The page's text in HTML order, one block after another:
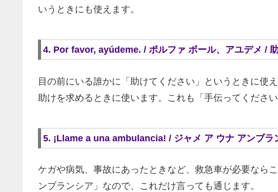
いうときにも使えます。
4. Por favor, ayúdeme. / ポルファ ボール、アユデメ /
目の前にいる誰かに「助けてください」というときに使
助けを求めるときに使います。これも「手伝ってくださ
5. ¡Llame a una ambulancia! / ジャメ ア ウナ アンブラ
ケガや病気、事故にあったときなど、救急車が必要なら
ンブランシア」なので、これだけ言っても通じます。